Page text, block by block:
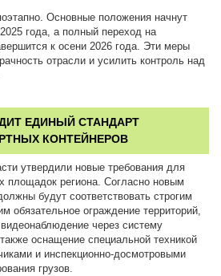
Основные положения начнут
года, а полный переход на
к осени 2026 года. Эти меры
отрасли и усилить контроль над
ЕДИНЫЙ СТАНДАРТ
КОНТЕЙНЕРОВ
утвердили новые требования для
площадок региона. Согласно новым
будут соответствовать строгим
обязательное ограждение территорий,
через систему
оснащение специальной техникой
и инспекционно-досмотровыми
грузов.